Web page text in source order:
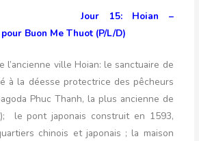
Jour 15: Hoian –
Buon Me Thuot (P/L/D)
l’ancienne ville Hoian: le sanctuaire de
à la déesse protectrice des pêcheurs
Phuc Thanh, la plus ancienne de
le pont japonais construit en 1593,
chinois et japonais ; la maison